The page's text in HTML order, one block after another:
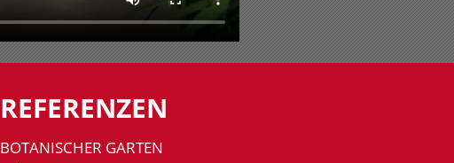
REFERENZEN
BOTANISCHER GARTEN